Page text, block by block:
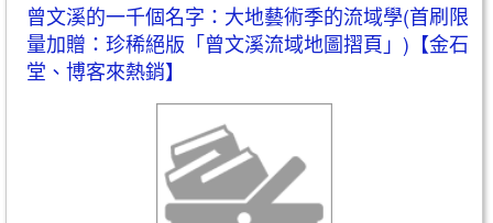
曾文溪的一千個名字：大地藝術季的流域學(首刷限
量加贈：珍稀絕版「曾文溪流域地圖摺頁」)【金石
堂、博客來熱銷】